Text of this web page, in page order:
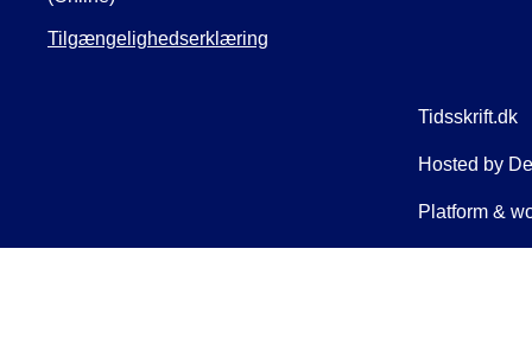
Tilgængelighedserklæring